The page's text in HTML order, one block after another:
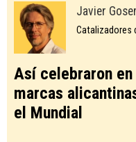
Javier
Catalizadores
Así celebraron
marcas
el Mundial